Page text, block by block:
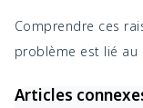
Comprendre ces
problème est lié au
Articles